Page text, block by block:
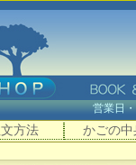
営業
方法 かごの中